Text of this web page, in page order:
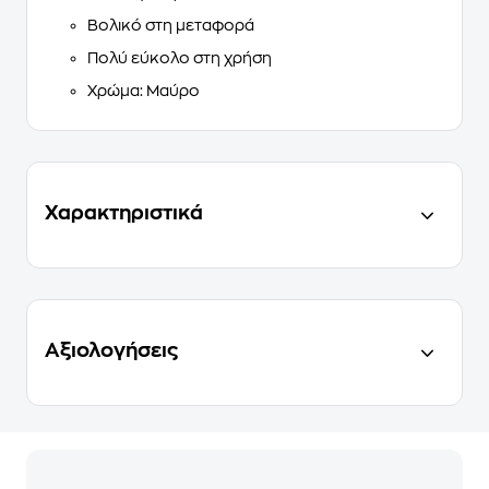
Βολικό στη μεταφορά
Πολύ εύκολο στη χρήση
Χρώμα: Μαύρο
Χαρακτηριστικά
Αξιολογήσεις